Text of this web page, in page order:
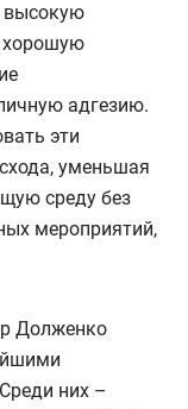
высокую
хорошую
адгезию.
эти
уменьшая
среду без
мероприятий,
Долженко
них –